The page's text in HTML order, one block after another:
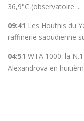
36,9°C (observatoire ...
09:41 Les Houthis du
raffinerie saoudienne
04:51 WTA 1000: la
Alexandrova en